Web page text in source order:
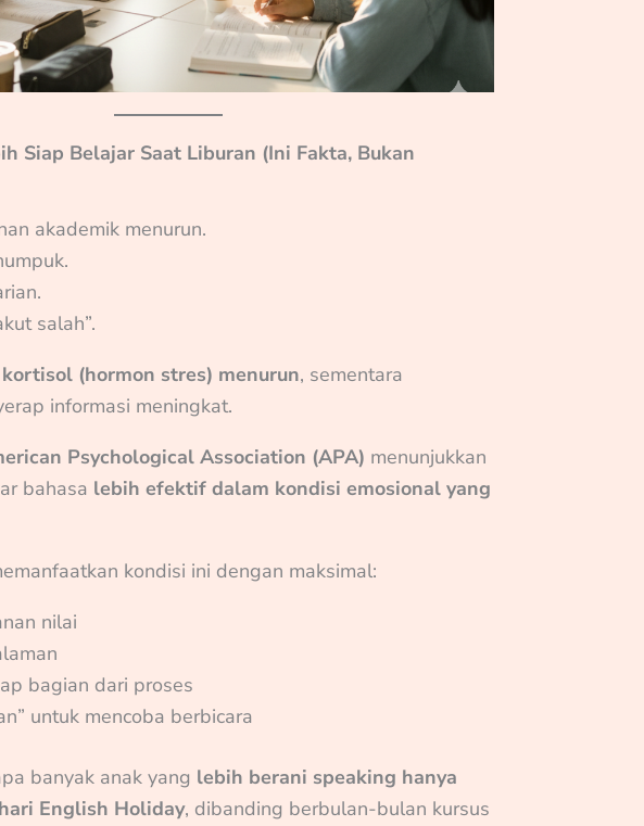
Siap Belajar Saat Liburan (Ini Fakta, Bukan
akademik menurun.
salah”.
kortisol (hormon stres) menurun, sementara
informasi meningkat.
Psychological Association (APA) menunjukkan
bahasa lebih efektif dalam kondisi emosional yang
kondisi ini dengan maksimal:
nilai
bagian dari proses
untuk mencoba berbicara
banyak anak yang lebih berani speaking hanya
English Holiday, dibanding berbulan-bulan kursus